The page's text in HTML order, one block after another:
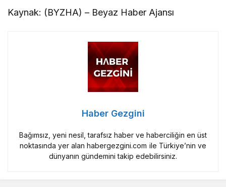
Kaynak: (BYZHA) – Beyaz Haber Ajansı
Haber Gezgini
Bağımsız, yeni nesil, tarafsız haber ve haberciliğin en üst
noktasında yer alan habergezgini.com ile Türkiye’nin ve
dünyanın gündemini takip edebilirsiniz.